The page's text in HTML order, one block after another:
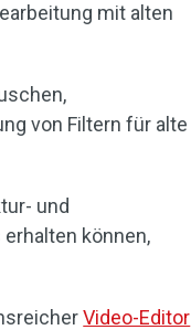
mit alten
von Filtern für alte
und
können,
Video-Editor